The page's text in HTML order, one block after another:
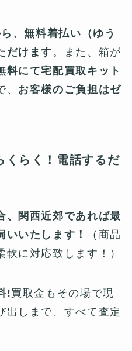
、無料着払い（ゆう
だけます 。また、箱が
料にて宅配買取キット
お客様のご負担はゼ
らく！電話するだ
、関西近郊であれば最
いたします！
（商品
に対応致します！）
!買取金もその場で現
出しまで、すべて査定